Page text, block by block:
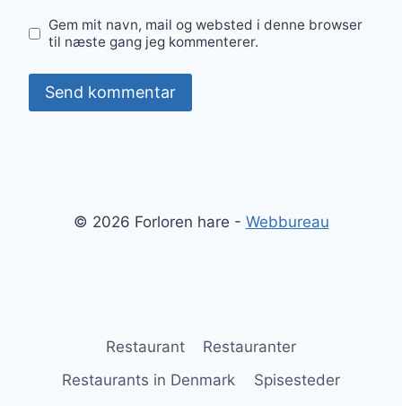
Gem mit navn, mail og websted i denne browser
til næste gang jeg kommenterer.
© 2026 Forloren hare - Webbureau
Restaurant
Restauranter
Restaurants in Denmark
Spisesteder